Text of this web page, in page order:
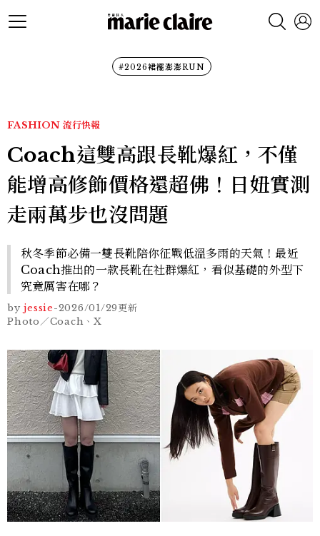
#2026裙襬澎澎RUN
FASHION 流行快報
Coach這雙高跟長靴爆紅，不僅
能增高修飾價格還超佛！日妞實測
走兩萬步也沒問題
秋冬季節必備一雙長靴陪你征戰低溫多雨的天氣！最近
Coach推出的一款長靴在社群爆紅，看似基礎的外型下
究竟厲害在哪？
by jessie-2026/01/29更新
Photo／Coach、X